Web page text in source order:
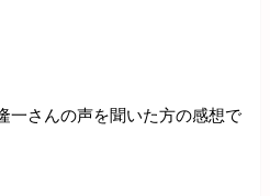
一さんの声を聞いた方の感想で